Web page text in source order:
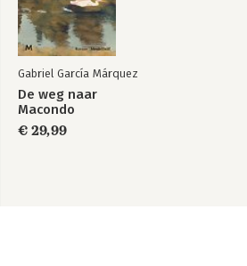
Gabriel García Márquez
De weg naar
Macondo
€ 29,99